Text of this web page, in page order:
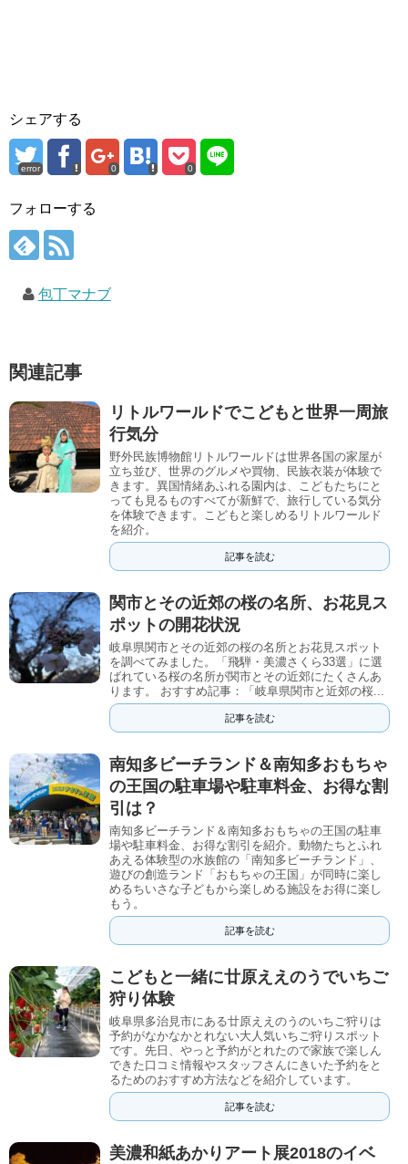
シェアする
error 0 0
フォローする
包丁マナブ
関連記事
リトルワールドでこどもと世界一周旅
行気分
野外民族博物館リトルワールドは世界各国の家屋が
立ち並び、世界のグルメや買物、民族衣装が体験で
きます。異国情緒あふれる園内は、こどもたちにと
っても見るものすべてが新鮮で、旅行している気分
を体験できます。こどもと楽しめるリトルワールド
を紹介。
記事を読む
関市とその近郊の桜の名所、お花見ス
ポットの開花状況
岐阜県関市とその近郊の桜の名所とお花見スポット
を調べてみました。「飛騨・美濃さくら33選」に選
ばれている桜の名所が関市とその近郊にたくさんあ
ります。 おすすめ記事：「岐阜県関市と近郊の桜...
記事を読む
南知多ビーチランド＆南知多おもちゃ
の王国の駐車場や駐車料金、お得な割
引は？
南知多ビーチランド＆南知多おもちゃの王国の駐車
場や駐車料金、お得な割引を紹介。動物たちとふれ
あえる体験型の水族館の「南知多ビーチランド」、
遊びの創造ランド「おもちゃの王国」が同時に楽し
めるちいさな子どもから楽しめる施設をお得に楽し
もう。
記事を読む
こどもと一緒に廿原ええのうでいちご
狩り体験
岐阜県多治見市にある廿原ええのうのいちご狩りは
予約がなかなかとれない大人気いちご狩りスポット
です。先日、やっと予約がとれたので家族で楽しん
できた口コミ情報やスタッフさんにきいた予約をと
るためのおすすめ方法などを紹介しています。
記事を読む
美濃和紙あかりアート展2018のイベ